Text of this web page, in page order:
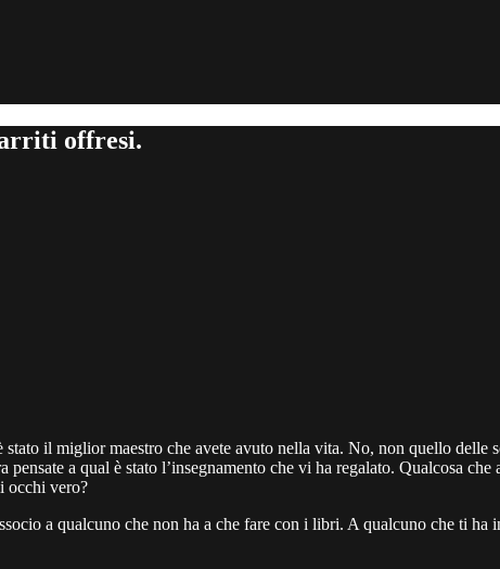
offresi.
il miglior maestro che avete avuto nella vita. No, non quello delle
pensate a qual è stato l’insegnamento che vi ha regalato. Qualcosa
occhi vero?
a qualcuno che non ha a che fare con i libri. A qualcuno che ti ha